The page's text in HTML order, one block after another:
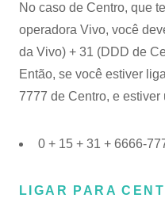
No caso de Centro, que
operadora Vivo, você
da Vivo) + 31 (DDD de
Então, se você estiver
7777 de Centro, e
0 + 15 + 31 + 6666-
LIGAR PARA